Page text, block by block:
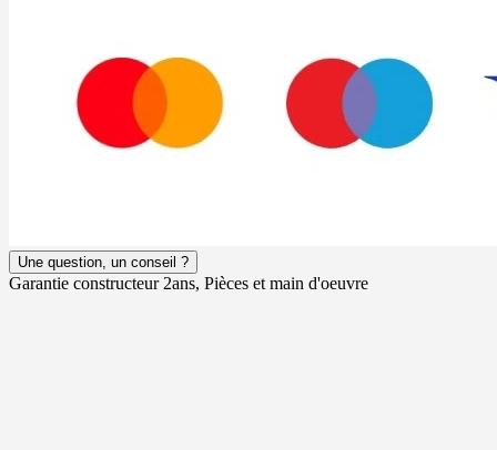
Une question, un conseil ?
Garantie constructeur 2ans, Pièces et main d'oeuvre